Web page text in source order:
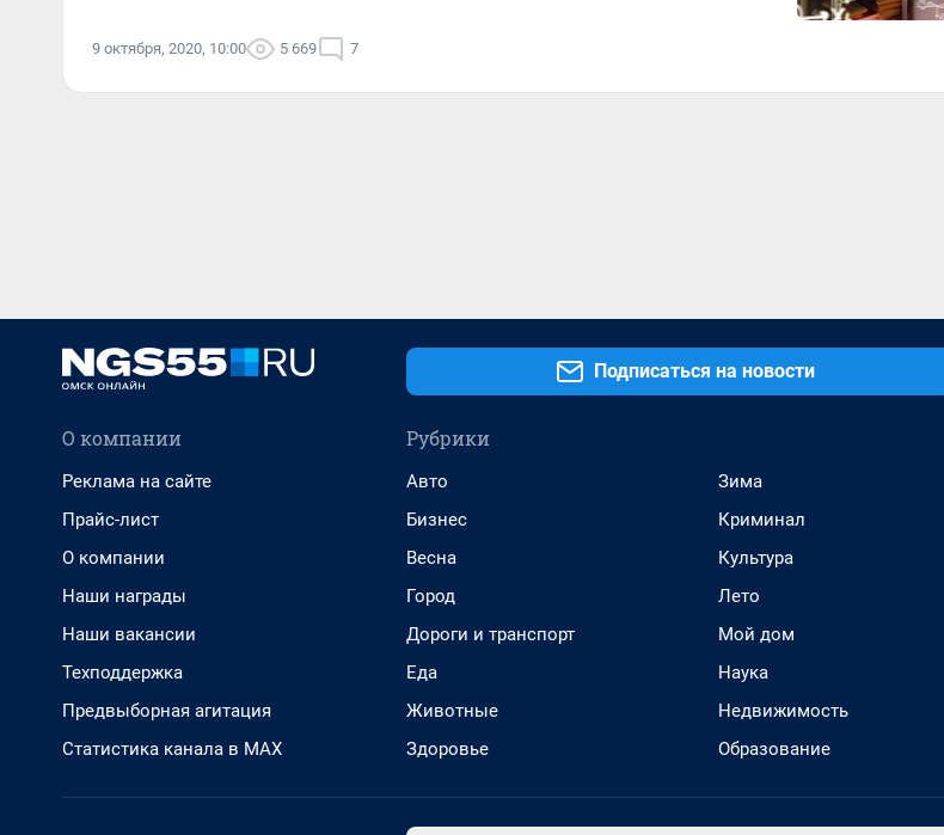
9 октября, 2020, 10:00 5 669 7
Подписаться на новости
О компании
Реклама на сайте
Прайс-лист
О компании
Наши награды
Наши вакансии
Техподдержка
Предвыборная агитация
Статистика канала в MAX
Рубрики
Авто
Бизнес
Весна
Город
Дороги и транспорт
Еда
Животные
Здоровье
Зима
Криминал
Культура
Лето
Мой дом
Наука
Недвижимость
Образование